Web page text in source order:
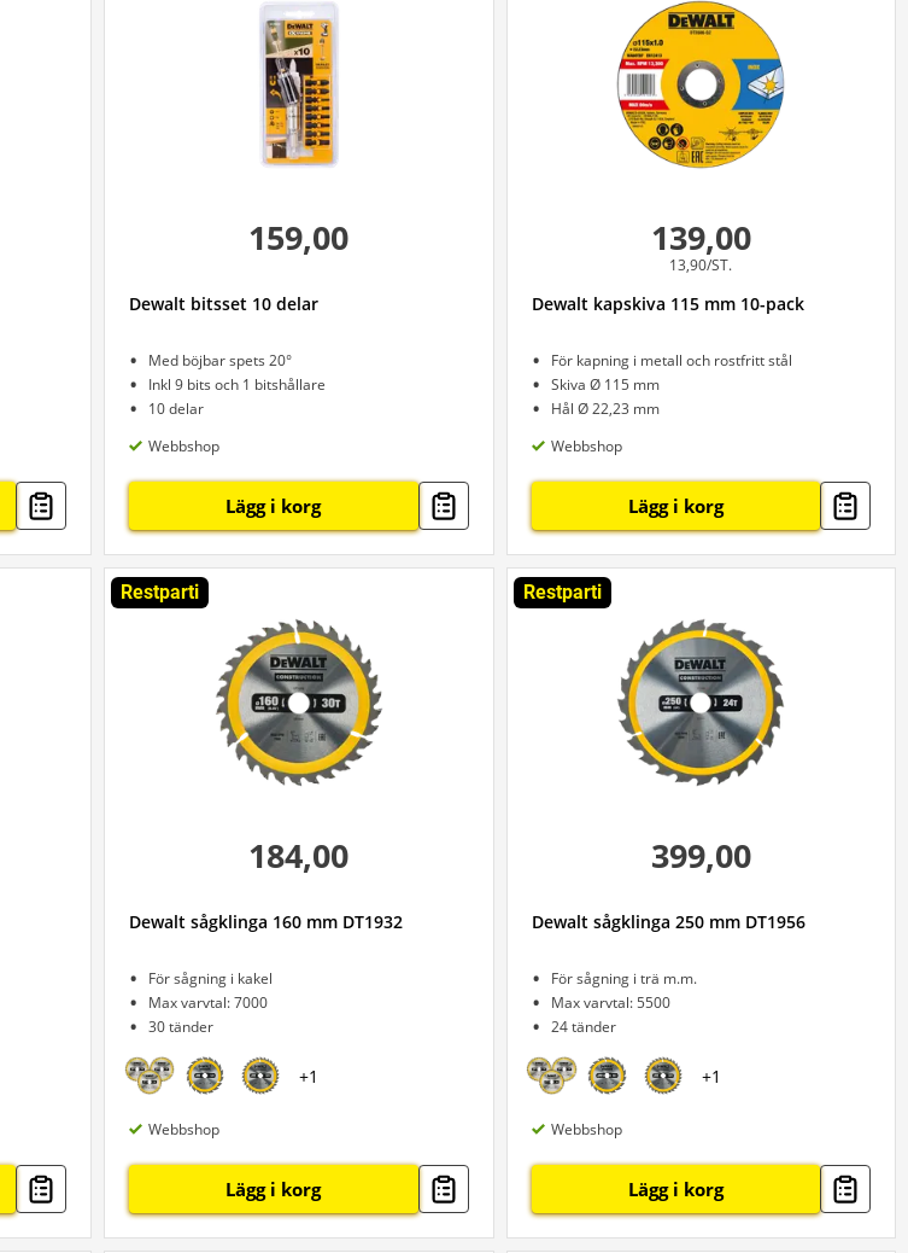
159,00
Dewalt bitsset 10 delar
Med böjbar spets 20°
Inkl 9 bits och 1 bitshållare
10 delar
Webbshop
Lägg i korg
139,00
13,90/ST.
Dewalt kapskiva 115 mm 10-pack
För kapning i metall och rostfritt stål
Skiva Ø 115 mm
Hål Ø 22,23 mm
Webbshop
Lägg i korg
Restparti
184,00
Dewalt sågklinga 160 mm DT1932
För sågning i kakel
Max varvtal: 7000
30 tänder
+1
Webbshop
Lägg i korg
Restparti
399,00
Dewalt sågklinga 250 mm DT1956
För sågning i trä m.m.
Max varvtal: 5500
24 tänder
+1
Webbshop
Lägg i korg